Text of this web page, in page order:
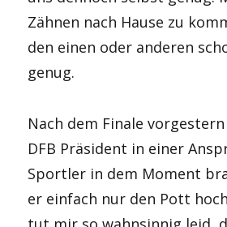
Zähnen nach Hause zu
den einen oder anderen
genug.
Nach dem Finale
DFB Präsident in einer
Sportler in dem Moment
er einfach nur den Pott